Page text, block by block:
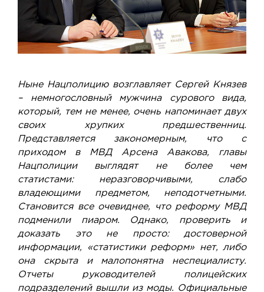
Ныне Нацполицию возглавляет Сергей Князев
– немногословный мужчина сурового вида,
который, тем не менее, очень напоминает двух
своих хрупких предшественниц.
Представляется закономерным, что с
приходом в МВД Арсена Авакова, главы
Нацполиции выглядят не более чем
статистами: неразговорчивыми, слабо
владеющими предметом, неподотчетными.
Становится все очевиднее, что реформу МВД
подменили пиаром. Однако, проверить и
доказать это не просто: достоверной
информации, «статистики реформ» нет, либо
она скрыта и малопонятна неспециалисту.
Отчеты руководителей полицейских
подразделений вышли из моды. Официальные